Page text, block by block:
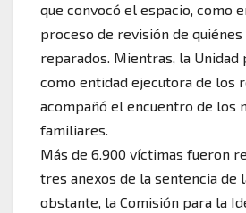
que convocó el espacio, como
proceso de revisión de
reparados. Mientras, la Unidad
como entidad ejecutora de los
acompañó el encuentro de los
familiares.
Más de 6.900 víctimas fueron
tres anexos de la sentencia de
obstante, la Comisión para la